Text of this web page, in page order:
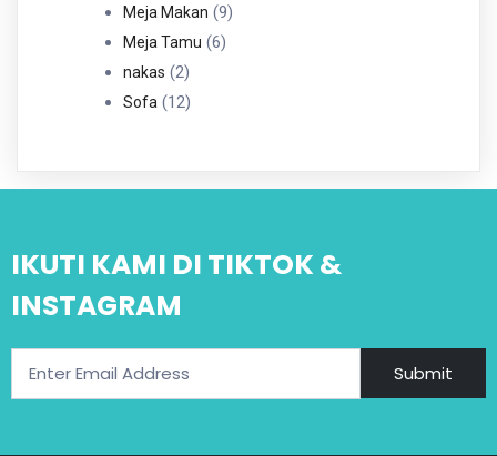
Produk
Meja Makan 99
Meja Tamu 66
nakas 22
Produk
Sofa 1212
IKUTI KAMI DI TIKTOK &
INSTAGRAM
Submit